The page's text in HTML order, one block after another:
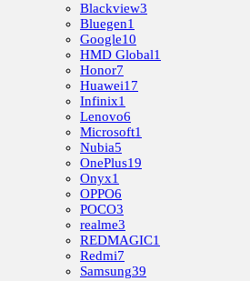
Blackview3
Bluegen1
Google10
HMD Global1
Honor7
Huawei17
Infinix1
Lenovo6
Microsoft1
Nubia5
OnePlus19
Onyx1
OPPO6
POCO3
realme3
REDMAGIC1
Redmi7
Samsung39